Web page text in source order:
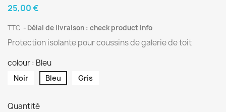
25,00 €
TTC Délai de livraison : check product info
Protection isolante pour coussins de galerie de toit
colour : Bleu
Noir Bleu Gris
Quantité